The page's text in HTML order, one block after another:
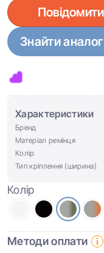
Знайти аналог
Характеристики
Бренд
Матеріал ремінця
Колір
Тип кріплення (ширина)
Колір
Методи оплати